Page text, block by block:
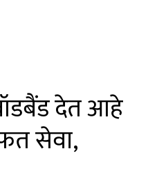
देत आहे
सेवा,